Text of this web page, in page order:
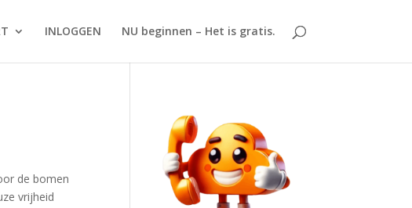
INLOGGEN NU beginnen – Het is gratis.
de bomen
vrijheid